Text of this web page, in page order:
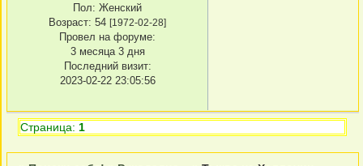
Пол: Женский
Возраст: 54 [1972-02-28]
Провел на форуме:
3 месяца 3 дня
Последний визит:
2023-02-22 23:05:56
Страница: 1